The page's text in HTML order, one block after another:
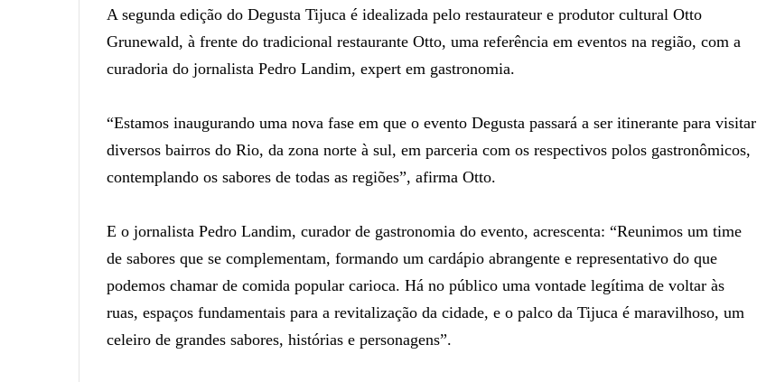
A segunda edição do Degusta Tijuca é idealizada pelo restaurateur e produtor cultural Otto
Grunewald, à frente do tradicional restaurante Otto, uma referência em eventos na região, com a
curadoria do jornalista Pedro Landim, expert em gastronomia.
“Estamos inaugurando uma nova fase em que o evento Degusta passará a ser itinerante para visitar
diversos bairros do Rio, da zona norte à sul, em parceria com os respectivos polos gastronômicos,
contemplando os sabores de todas as regiões”, afirma Otto.
E o jornalista Pedro Landim, curador de gastronomia do evento, acrescenta: “Reunimos um time
de sabores que se complementam, formando um cardápio abrangente e representativo do que
podemos chamar de comida popular carioca. Há no público uma vontade legítima de voltar às
ruas, espaços fundamentais para a revitalização da cidade, e o palco da Tijuca é maravilhoso, um
celeiro de grandes sabores, histórias e personagens”.